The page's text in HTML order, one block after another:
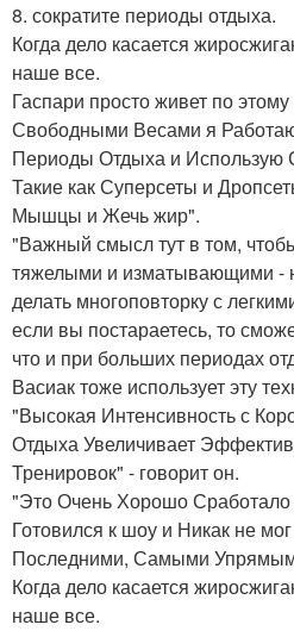
8. сократите периоды отдыха.
Когда дело касается
наше все.
Гаспари просто живет по
Свободными Весами я
Периоды Отдыха и
Такие как Суперсеты и
Мышцы и Жечь жир".
"Важный смысл тут в том,
тяжелыми и изматывающими -
делать многоповторку с
если вы постараетесь, то
что и при больших периодах
Васиак тоже использует эту
"Высокая Интенсивность с
Отдыха Увеличивает
Тренировок" - говорит он.
"Это Очень Хорошо Сработало
Готовился к шоу и Никак не
Последними, Самыми
Когда дело касается
наше все.